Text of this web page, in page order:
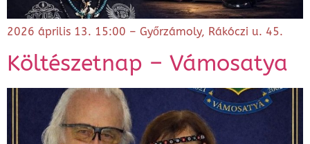
2026 április 13. 15:00 – Győrzámoly, Rákóczi u. 45.
Költészetnap – Vámosatya